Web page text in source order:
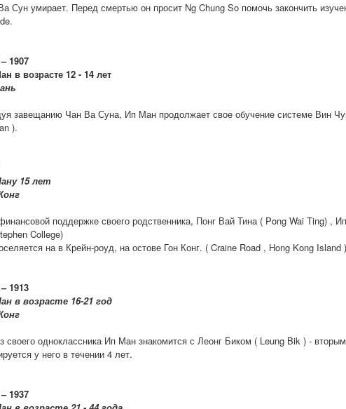
Сун умирает. Перед смертью он просит Ng Chung So помочь закончить
1907
в возрасте 12 - 14 лет
завещанию Чан Ва Суна, Ип Ман продолжает свое обучение системе Вин
).
15 лет
поддержке своего родственника, Понг Вай Тина ( Pong Wai Ting) ,
College)
на в Крейн-роуд, на остове Гон Конг. ( Craine Road , Hong Kong Island
1913
в возрасте 16-21 год
своего одноклассника Ип Ман знакомится с Леонг Биком ( Leung Bik ) -
у него в течении 4 лет.
1937